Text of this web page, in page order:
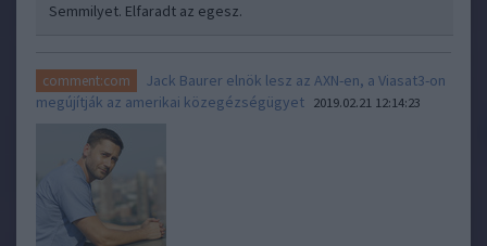
Semmilyet. Elfaradt az egesz.
comment:com
Jack Baurer elnök lesz az AXN-en, a Viasat3-on
megújítják az amerikai közegézségügyet 2019.02.21 12:14:23